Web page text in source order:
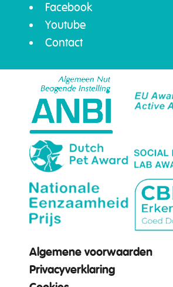
Facebook
Youtube
Contact
Algemene voorwaarden
Privacyverklaring